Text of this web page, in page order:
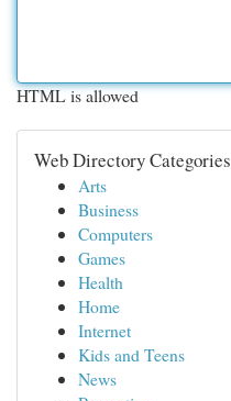
HTML is allowed
Web Directory Categories
Arts
Business
Computers
Games
Health
Home
Internet
Kids and Teens
News